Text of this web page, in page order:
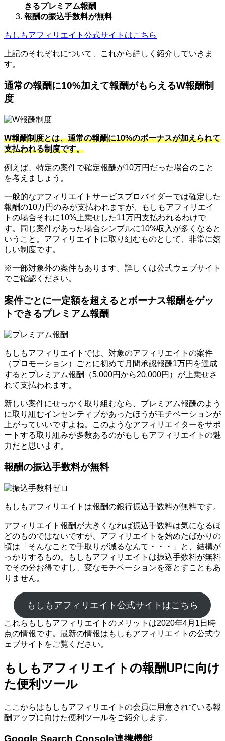
きるプレミアム報酬
報酬の振込手数料が無料
もしもアフィリエイト公式サイトはこちら
上記のそれぞれについて、これから詳しく紹介していきま
す。
通常の報酬に10%加えて報酬がもらえるW報酬制
度
W報酬制度とは、通常の報酬に10%のボーナスが加えられて
支払われる制度です。
例えば、特定の案件で確定報酬が10万円だった場合のこと
を考えましょう。
一般的なアフィリエイトサービスプロバイダーでは確定した
報酬の10万円のみが支払われますが、もしもアフィリエイ
トの場合それに10%上乗せした11万円支払われるわけで
す。同じ案件があった場合シンプルに10%収入が多くなると
いうこと。アフィリエイトに取り組むものとして、非常に嬉
しい制度です。
※一部対象外の案件もあります。詳しくは公式ウェブサイト
でご確認ください。
案件ごとに一定額を超えるとボーナス報酬をゲッ
トできるプレミアム報酬
もしもアフィリエイトでは、対象のアフィリエイトの案件
（プロモーション）ごとに初めて月間承認報酬1万円を達成
するとプレミアム報酬（5,000円から20,000円）が上乗せさ
れて支払われます。
新しい案件にせっかく取り組むなら、プレミアム報酬のよう
に取り組むインセンティブがあったほうがモチベーションが
上がっていいですよね。このようなアフィリエイターをサポ
ートする取り組みが多数あるのがもしもアフィリエイトの魅
力だと思います。
報酬の振込手数料が無料
もしもアフィリエイトは報酬の銀行振込手数料が無料です。
アフィリエイト報酬が大きくなれば振込手数料は気になるほ
どのものではないですが、アフィリエイトを始めたばかりの
頃は「そんなことで手取りが減るなんて・・・」と、結構が
っかりするもの。もしもアフィリエイトは振込手数料が無料
でその分お得ですし、変なモチベーションを落とすこともあ
りません。
もしもアフィリエイト公式サイトはこちら
これらもしもアフィリエイトのメリットは2020年4月1日時
点の情報です。最新の情報はもしもアフィリエイトの公式ウ
ェブサイトをご覧ください。
もしもアフィリエイトの報酬UPに向け
た便利ツール
ここからはもしもアフィリエイトの会員に用意されている報
酬アップに向けた便利ツールをご紹介します。